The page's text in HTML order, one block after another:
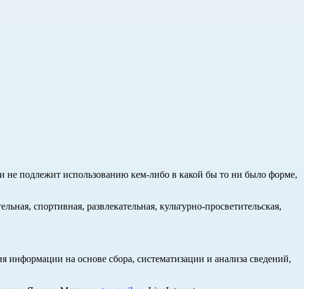
не подлежит использованию кем-либо в какой бы то ни было форме,
спортивная, развлекательная, культурно-просветительская,
на основе сбора, систематизации и анализа сведений,